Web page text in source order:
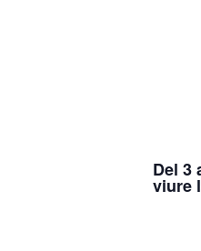
Del 3
viure